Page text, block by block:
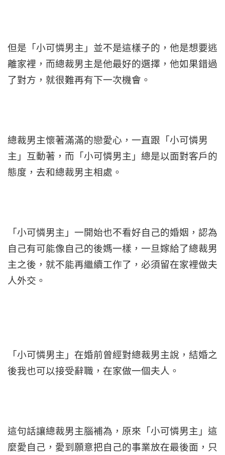
但是「小可憐男主」並不是這樣子的，他是想要逃
離家裡，而總裁男主是他最好的選擇，他如果錯過
了對方，就很難再有下一次機會。
總裁男主懷著滿滿的戀愛心，一直跟「小可憐男
主」互動著，而「小可憐男主」總是以面對客戶的
態度，去和總裁男主相處。
「小可憐男主」一開始也不看好自己的婚姻，認為
自己有可能像自己的後媽一樣，一旦嫁給了總裁男
主之後，就不能再繼續工作了，必須留在家裡做夫
人外交。
「小可憐男主」在婚前曾經對總裁男主說，結婚之
後我也可以接受辭職，在家做一個夫人。
這句話讓總裁男主腦補為，原來「小可憐男主」這
麼愛自己，愛到願意把自己的事業放在最後面，只